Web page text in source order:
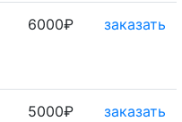
6000₽ заказать
5000₽ заказать